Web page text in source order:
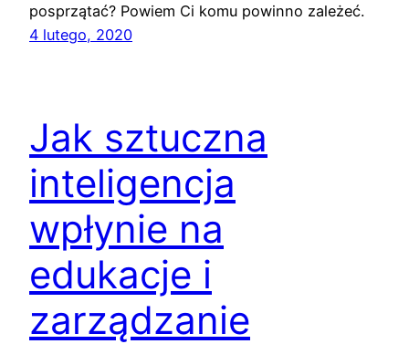
posprzątać? Powiem Ci komu powinno zależeć.
4 lutego, 2020
Jak sztuczna
inteligencja
wpłynie na
edukacje i
zarządzanie